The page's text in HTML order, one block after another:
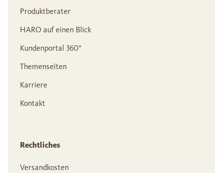
Produktberater
HARO auf einen Blick
Kundenportal 360°
Themenseiten
Karriere
Kontakt
Rechtliches
Versandkosten